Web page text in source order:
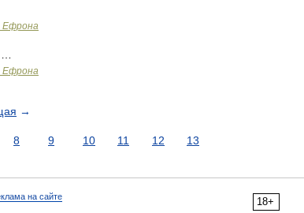
Ефрона
Ефрона
→
8 9 10 11 12 13
18+
на сайте